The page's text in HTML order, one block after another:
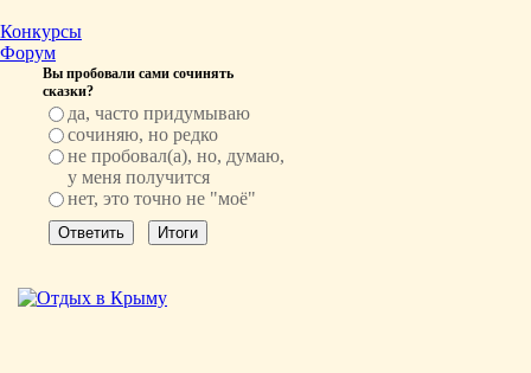
Конкурсы
Форум
Вы пробовали сами сочинять
сказки?
да, часто придумываю
сочиняю, но редко
не пробовал(а), но, думаю,
у меня получится
нет, это точно не "моё"